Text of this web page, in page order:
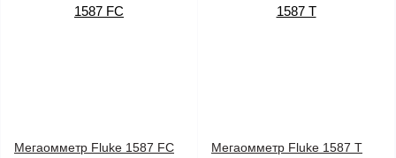
Мегаомметр Fluke 1587 FC Мегаомметр Fluke 1587 T